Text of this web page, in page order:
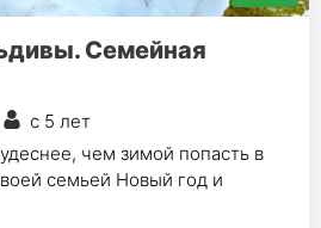
Семейная
с 5 лет
чем зимой попасть в
семьей Новый год и